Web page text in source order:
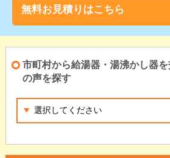
無料お見積りはこちら
市町村から給湯器・湯沸かし器
の声を探す